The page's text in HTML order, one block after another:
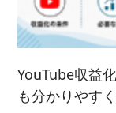
YouTube収益
も分かりやす